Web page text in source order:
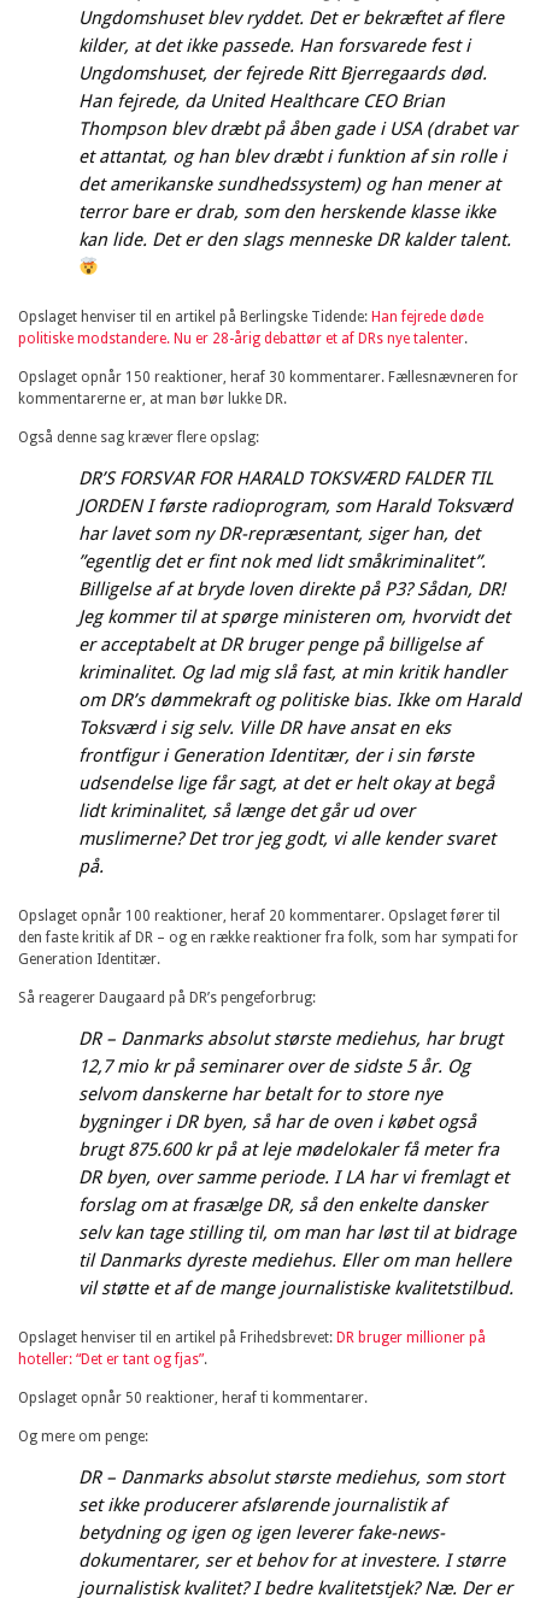
Ungdomshuset blev ryddet. Det er bekræftet af flere
kilder, at det ikke passede. Han forsvarede fest i
Ungdomshuset, der fejrede Ritt Bjerregaards død.
Han fejrede, da United Healthcare CEO Brian
Thompson blev dræbt på åben gade i USA (drabet var
et attantat, og han blev dræbt i funktion af sin rolle i
det amerikanske sundhedssystem) og han mener at
terror bare er drab, som den herskende klasse ikke
kan lide. Det er den slags menneske DR kalder talent.
Opslaget henviser til en artikel på Berlingske Tidende: Han fejrede døde
politiske modstandere. Nu er 28-årig debattør et af DRs nye talenter.
Opslaget opnår 150 reaktioner, heraf 30 kommentarer. Fællesnævneren for
kommentarerne er, at man bør lukke DR.
Også denne sag kræver flere opslag:
DR’S FORSVAR FOR HARALD TOKSVÆRD FALDER TIL
JORDEN I første radioprogram, som Harald Toksværd
har lavet som ny DR-repræsentant, siger han, det
”egentlig det er fint nok med lidt småkriminalitet”.
Billigelse af at bryde loven direkte på P3? Sådan, DR!
Jeg kommer til at spørge ministeren om, hvorvidt det
er acceptabelt at DR bruger penge på billigelse af
kriminalitet. Og lad mig slå fast, at min kritik handler
om DR’s dømmekraft og politiske bias. Ikke om Harald
Toksværd i sig selv. Ville DR have ansat en eks
frontfigur i Generation Identitær, der i sin første
udsendelse lige får sagt, at det er helt okay at begå
lidt kriminalitet, så længe det går ud over
muslimerne? Det tror jeg godt, vi alle kender svaret
på.
Opslaget opnår 100 reaktioner, heraf 20 kommentarer. Opslaget fører til
den faste kritik af DR – og en række reaktioner fra folk, som har sympati for
Generation Identitær.
Så reagerer Daugaard på DR’s pengeforbrug:
DR – Danmarks absolut største mediehus, har brugt
12,7 mio kr på seminarer over de sidste 5 år. Og
selvom danskerne har betalt for to store nye
bygninger i DR byen, så har de oven i købet også
brugt 875.600 kr på at leje mødelokaler få meter fra
DR byen, over samme periode. I LA har vi fremlagt et
forslag om at frasælge DR, så den enkelte dansker
selv kan tage stilling til, om man har løst til at bidrage
til Danmarks dyreste mediehus. Eller om man hellere
vil støtte et af de mange journalistiske kvalitetstilbud.
Opslaget henviser til en artikel på Frihedsbrevet: DR bruger millioner på
hoteller: “Det er tant og fjas”.
Opslaget opnår 50 reaktioner, heraf ti kommentarer.
Og mere om penge:
DR – Danmarks absolut største mediehus, som stort
set ikke producerer afslørende journalistik af
betydning og igen og igen leverer fake-news-
dokumentarer, ser et behov for at investere. I større
journalistisk kvalitet? I bedre kvalitetstjek? Næ. Der er
Tilmeld
Luk